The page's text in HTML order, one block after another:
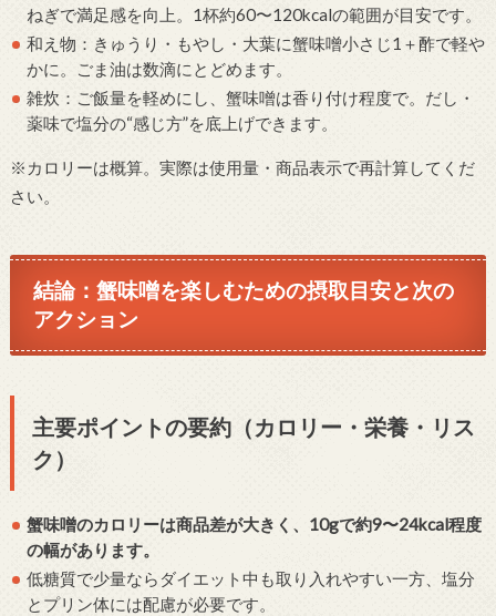
ねぎで満足感を向上。1杯約60〜120kcalの範囲が目安です。
和え物：きゅうり・もやし・大葉に蟹味噌小さじ1＋酢で軽や
かに。ごま油は数滴にとどめます。
雑炊：ご飯量を軽めにし、蟹味噌は香り付け程度で。だし・
薬味で塩分の“感じ方”を底上げできます。
※カロリーは概算。実際は使用量・商品表示で再計算してくだ
さい。
結論：蟹味噌を楽しむための摂取目安と次の
アクション
主要ポイントの要約（カロリー・栄養・リス
ク）
蟹味噌のカロリーは商品差が大きく、10gで約9〜24kcal程度
の幅があります。
低糖質で少量ならダイエット中も取り入れやすい一方、塩分
とプリン体には配慮が必要です。